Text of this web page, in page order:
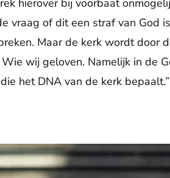
hierover bij voorbaat
vraag of dit een straf van God
Maar de kerk wordt door
wij geloven. Namelijk in de
het DNA van de kerk bepaalt.”